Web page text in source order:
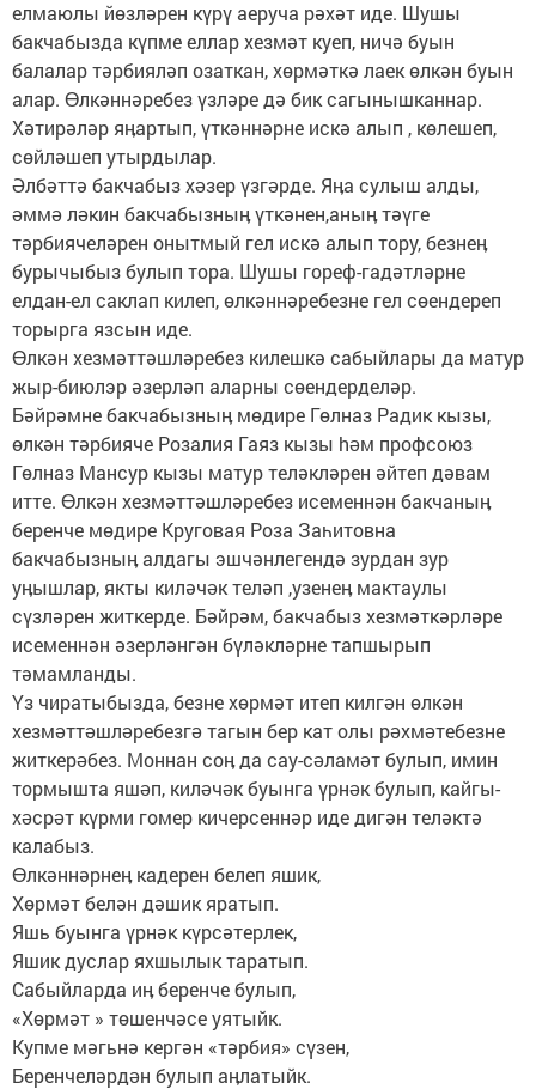
елмаюлы йөзләрен күрү аеруча рәхәт иде. Шушы
бакчабызда күпме еллар хезмәт куеп, ничә буын
балалар тәрбияләп озаткан, хөрмәткә лаек өлкән буын
алар. ϴлкәннәребез үзләре дә бик сагынышканнар.
Хәтирәләр яӊартып, үткәннәрне искә алып , көлешеп,
сөйләшеп утырдылар.
Әлбәттә бакчабыз хəзер үзгəрде. Яӊа сулыш алды,
əммə лəкин бакчабызныӊ үткәнен,аныӊ тәүге
тәрбиячеләрен онытмый гел искә алып тору, безнеӊ
бурычыбыз булып тора. Шушы гореф-гадәтләрне
елдан-ел саклап килеп, өлкәннәребезне гел сөендереп
торырга язсын иде.
ϴлкән хезмәттәшләребез килешкә сабыйлары да матур
жыр-биюлэр әзерләп аларны сөендерделәр.
Бәйрәмне бакчабызныӊ мөдире Гөлназ Радик кызы,
өлкән тәрбияче Розалия Гаяз кызы həм профсоюз
Гөлназ Мансур кызы матур теләкләрен әйтеп дәвам
итте. ϴлкән хезмәттәшләребез исеменнән бакчаныӊ
беренче мөдире Круговая Роза Заһитовна
бакчабызныӊ алдагы эшчәнлегендә зурдан зур
уӊышлар, якты киләчəк теләп ,узенеӊ мактаулы
сүзләрен житкерде. Бәйрәм, бакчабыз хезмәткәрләре
исеменнән әзерләнгән бүләкләрне тапшырып
тәмамланды.
Yз чиратыбызда, безне хөрмәт итеп килгəн өлкән
хезмəттəшлəребезгə тагын бер кат олы рəхмəтебезне
житкерəбез. Моннан соӊ да сау-сəламəт булып, имин
тормышта яшəп, килəчəк буынга үрнəк булып, кайгы-
хəсрəт күрми гомер кичерсеннәр иде дигән теләктә
калабыз.
ϴлкәннәрнеӊ кадерен белеп яшик,
Хөрмәт белән дәшик яратып.
Яшь буынга үрнәк күрсәтерлек,
Яшик дуслар яхшылык таратып.
Сабыйларда иӊ беренче булып,
«Хөрмәт » төшенчәсе уятыйк.
Купме мәгьнә кергән «тәрбия» сүзен,
Беренчеләрдəн булып аӊлатыйк.